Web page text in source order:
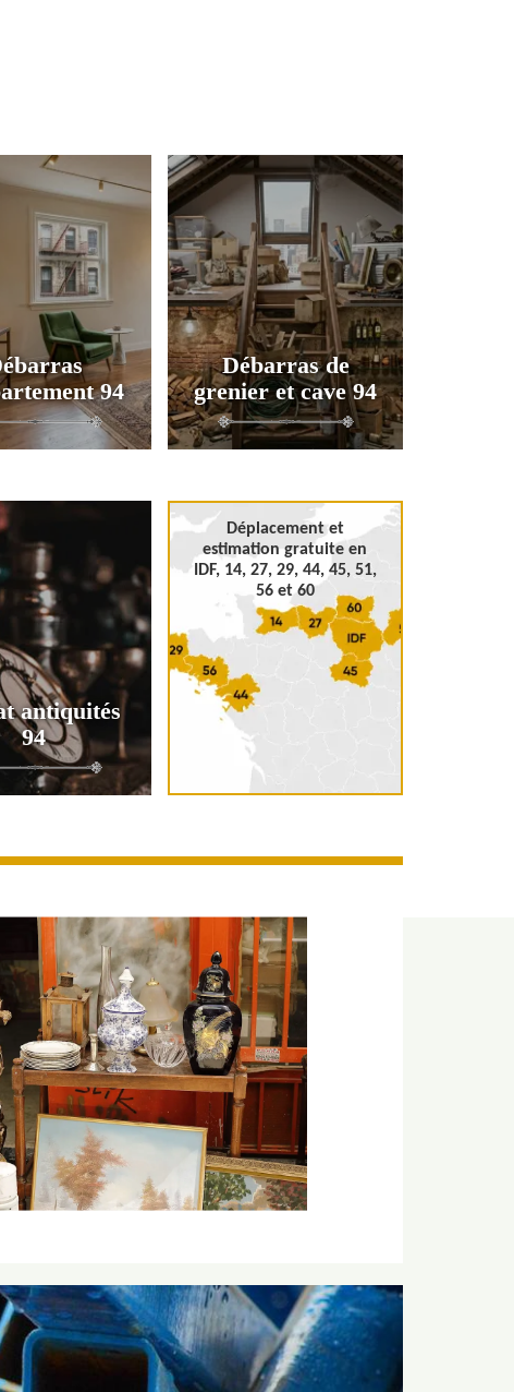
94
Débarras de
grenier et cave 94
antiquités
94
Déplacement et
estimation gratuite en
IDF, 14, 27, 29, 44, 45, 51,
56 et 60